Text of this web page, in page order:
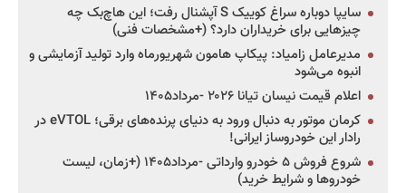
سایپا دوباره سراغ کوییک S آپشنال رفت؛ این هاچ‌بک چه
چیزهایی برای خریداران دارد؟ (+مشخصات فنی)
مدیرعامل زامیاد: پیکاپ هامون شهریورماه وارد تولید آزمایشی و
انبوه می‌شود
اعلام قیمت نیسان تیانا ۲۰۲۶ -مرداد۱۴۰۵
کرمان موتور به دنبال ورود به دنیای پرنده‌های برقی؛ eVTOL در
رادار این خودروساز ایرانی!
شروع فروش ۵ خودرو وارداتی -مرداد۱۴۰۵ (+زمان، لیست
خودروها و شرایط خرید)